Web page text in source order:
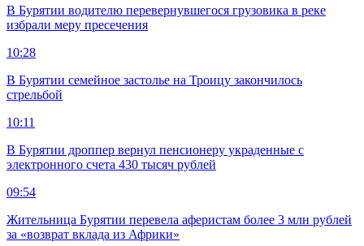
В Бурятии водителю перевернувшегося грузовика в реке
избрали меру пресечения
10:28
В Бурятии семейное застолье на Троицу закончилось
стрельбой
10:11
В Бурятии дроппер вернул пенсионеру украденные с
электронного счета 430 тысяч рублей
09:54
Жительница Бурятии перевела аферистам более 3 млн рублей
за «возврат вклада из Африки»